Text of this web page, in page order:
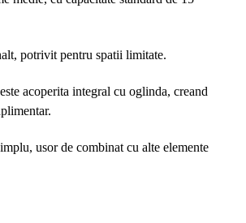
potrivit pentru spatii limitate.
acoperita integral cu oglinda, creand
usor de combinat cu alte elemente